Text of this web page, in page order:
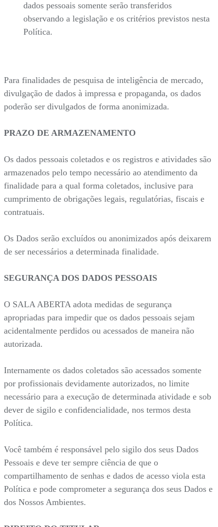
dados pessoais somente serão transferidos
observando a legislação e os critérios previstos nesta
Política.
Para finalidades de pesquisa de inteligência de mercado,
divulgação de dados à impressa e propaganda, os dados
poderão ser divulgados de forma anonimizada.
PRAZO DE ARMAZENAMENTO
Os dados pessoais coletados e os registros e atividades são
armazenados pelo tempo necessário ao atendimento da
finalidade para a qual forma coletados, inclusive para
cumprimento de obrigações legais, regulatórias, fiscais e
contratuais.
Os Dados serão excluídos ou anonimizados após deixarem
de ser necessários a determinada finalidade.
SEGURANÇA DOS DADOS PESSOAIS
O SALA ABERTA adota medidas de segurança
apropriadas para impedir que os dados pessoais sejam
acidentalmente perdidos ou acessados de maneira não
autorizada.
Internamente os dados coletados são acessados somente
por profissionais devidamente autorizados, no limite
necessário para a execução de determinada atividade e sob
dever de sigilo e confidencialidade, nos termos desta
Política.
Você também é responsável pelo sigilo dos seus Dados
Pessoais e deve ter sempre ciência de que o
compartilhamento de senhas e dados de acesso viola esta
Política e pode comprometer a segurança dos seus Dados e
dos Nossos Ambientes.